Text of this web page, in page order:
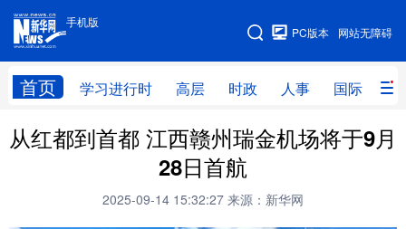
手机版
网站无障碍
PC版本
首页 学习进行时 高层 时政 人事 国际 财
手机版
网站地图
学习进行时 高层 时政 人事
财经 网评
全球连线
从红都到首都 江西赣州瑞金机场将于9月
28日首航
2025-09-14 15:32:27 来源：新华网